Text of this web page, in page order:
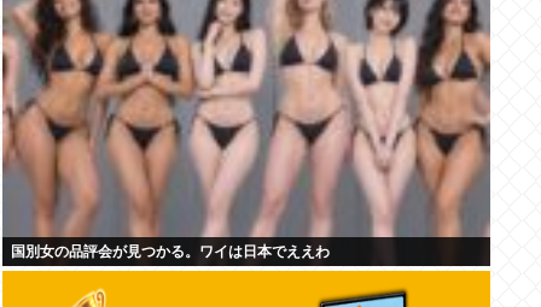
国別女の品評会が見つかる。ワイは日本でええわ